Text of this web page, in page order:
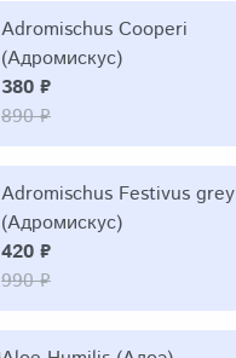
Adromischus Cooperi
(Адромискус)
380 ₽
890 ₽
Adromischus Festivus grey
(Адромискус)
420 ₽
990 ₽